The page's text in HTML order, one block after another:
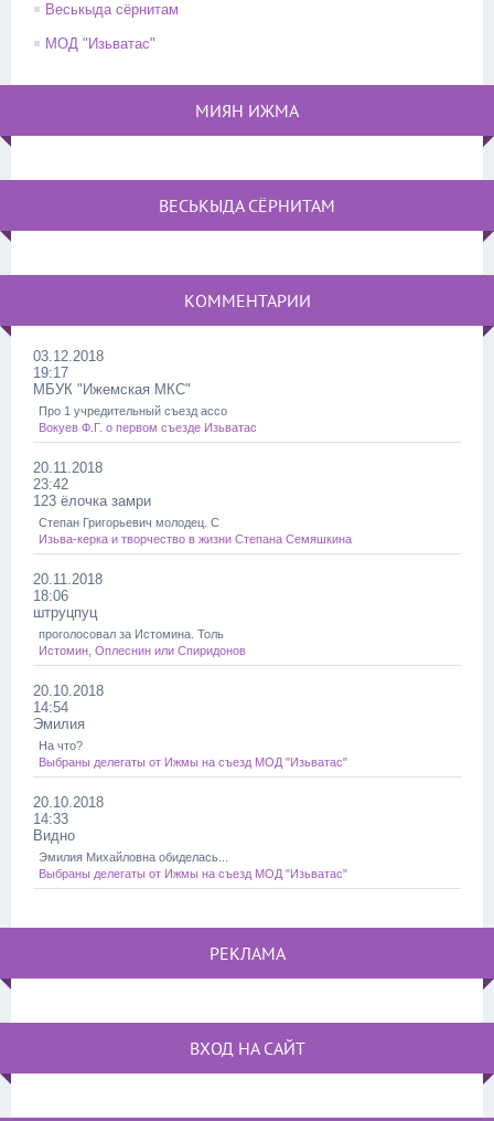
Веськыда сёрнитам
МОД "Изьватас"
МИЯН ИЖМА
ВЕСЬКЫДА СЁРНИТАМ
КОММЕНТАРИИ
03.12.2018
19:17
МБУК "Ижемская МКС"
Про 1 учредительный съезд ассо
Вокуев Ф.Г. о первом съезде Изьватас
20.11.2018
23:42
123 ёлочка замри
Степан Григорьевич молодец. С
Изьва-керка и творчество в жизни Степана Семяшкина
20.11.2018
18:06
штруцпуц
проголосовал за Истомина. Толь
Истомин, Оплеснин или Спиридонов
20.10.2018
14:54
Эмилия
На что?
Выбраны делегаты от Ижмы на съезд МОД "Изьватас"
20.10.2018
14:33
Видно
Эмилия Михайловна обиделась...
Выбраны делегаты от Ижмы на съезд МОД "Изьватас"
РЕКЛАМА
ВХОД НА САЙТ